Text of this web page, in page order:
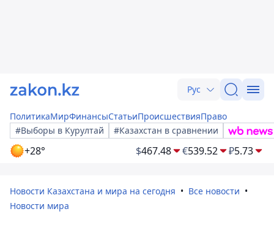
Рус
ПолитикаМирФинансыСтатьиПроисшествияПраво
#Выборы в Курултай
#Казахстан в сравнении
+28° $467.48 €539.52 ₽5.73
Новости Казахстана и мира на сегодня
Все новости
Новости мира